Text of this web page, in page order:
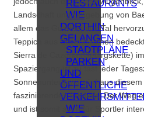
RESTAURANTS
WIE
DORTHIN
GELANGEN
STADTPLÄNE
PARKEN
UND
ÖFFENTLICHE
WIE
Landschaft und Umgebung von
allem das Guadalquivir-Tal
Teppich aus Olivenbäumen
Sierra de Cazorla (Gebirgskette)
Spaziergang ist zu fast jeder
Sonnenuntergang wird aus
faszinierendes Erlebnis. Der Weg
und ist somit auch für Sportler